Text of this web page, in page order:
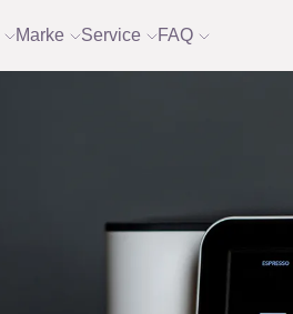
Marke Service FAQ